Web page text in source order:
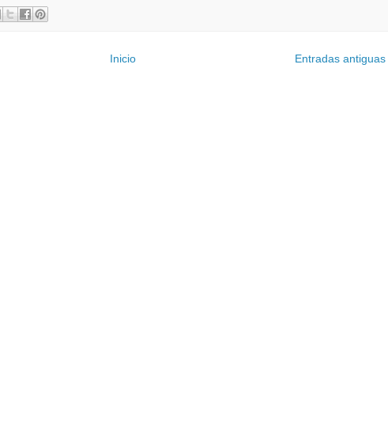
Entradas antiguas
Inicio